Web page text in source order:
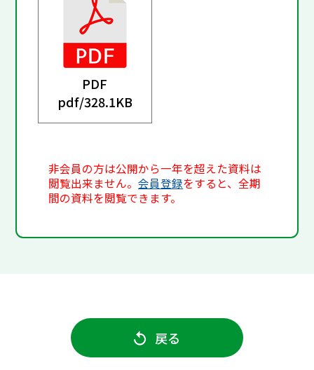
PDF
pdf/328.1KB
非会員の方は公開から一年を超えた資料は
閲覧出来ません。会員登録をすると、全期
間の資料を閲覧できます。
戻る